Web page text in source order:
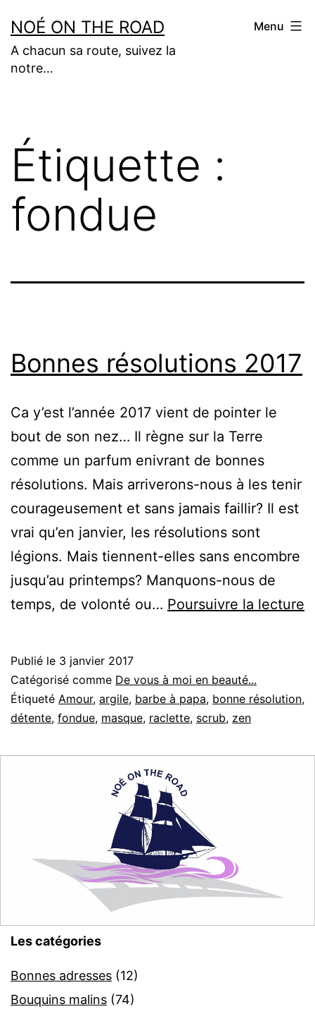
au
contenu
NOÉ ON THE ROAD
A chacun sa route, suivez la
notre…
Menu
Étiquette :
fondue
Bonnes résolutions 2017
Ca y’est l’année 2017 vient de pointer le
bout de son nez… Il règne sur la Terre
comme un parfum enivrant de bonnes
résolutions. Mais arriverons-nous à les tenir
courageusement et sans jamais faillir? Il est
vrai qu’en janvier, les résolutions sont
légions. Mais tiennent-elles sans encombre
jusqu’au printemps? Manquons-nous de
temps, de volonté ou… Poursuivre la lecture
Publié le 3 janvier 2017
Catégorisé comme De vous à moi en beauté...
Étiqueté Amour, argile, barbe à papa, bonne résolution,
détente, fondue, masque, raclette, scrub, zen
Les catégories
Bonnes adresses (12)
Bouquins malins (74)